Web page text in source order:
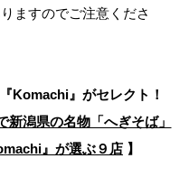
ますのでご注意くださ
『Komachi』がセレクト！
潟県の名物「へぎそば」
』が選ぶ９店 】